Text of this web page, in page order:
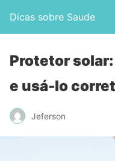
Dicas sobre Saude
Protetor
e usá-lo
Jeferson